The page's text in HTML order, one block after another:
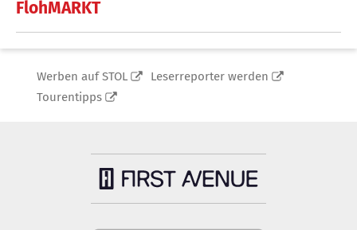
FlohMARKT
Werben auf STOL
Leserreporter werden
Tourentipps